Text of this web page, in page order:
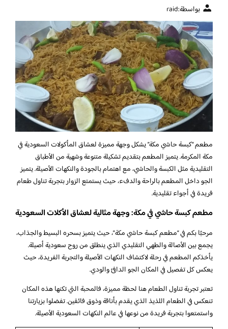
بواسطة:raid
مطعم “كبسة حاشي مكة” يشكل وجهة مميزة لعشاق المأكولات السعودية في
مكة المكرمة. يتميز المطعم بتقديم تشكيلة متنوعة وشهية من الأطباق
التقليدية مثل الكبسة والحاشي، مع اهتمام بالجودة والنكهات الأصيلة. يتميز
الجو داخل المطعم بالراحة والدفء، حيث يستمتع الزوار بتجربة تناول طعام
فريدة في أجواء تقليدية.
مطعم كبسة حاشي في مكة: وجهة مثالية لعشاق الأكلات السعودية
مرحبًا بكم في “مطعم كبسة حاشي مكة”، حيث يتميز بسحره البسيط والجذاب،
يجمع بين الأصالة والطهي التقليدي الذي ينطلق من روح سعودية أصيلة.
يأخذكم المطعم في رحلة لاكتشاف النكهات الأصيلة والتجربة الفريدة، حيث
يعكس كل تفصيل في المكان الجو الدافئ والودي.
تعتبر تجربة تناول الطعام هنا لحظة مميزة، فالمحبة التي تكنها هذه المكان
تنعكس في الطعام اللذيذ الذي يقدم بأناقة وذوق فائقين. تفضلوا بزيارتنا
واستمتعوا بتجربة فريدة من نوعها في عالم النكهات السعودية الأصيلة.